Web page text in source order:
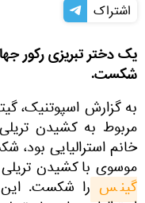
اشتراک
یک دختر تبریزی رکور
شکست.
به گزارش اسپوتنیک،
مربوط به کشیدن
خانم استرالیایی بود،
موسوی با کشیدن تریلی به وزن 12 تن
گینس را شکست.